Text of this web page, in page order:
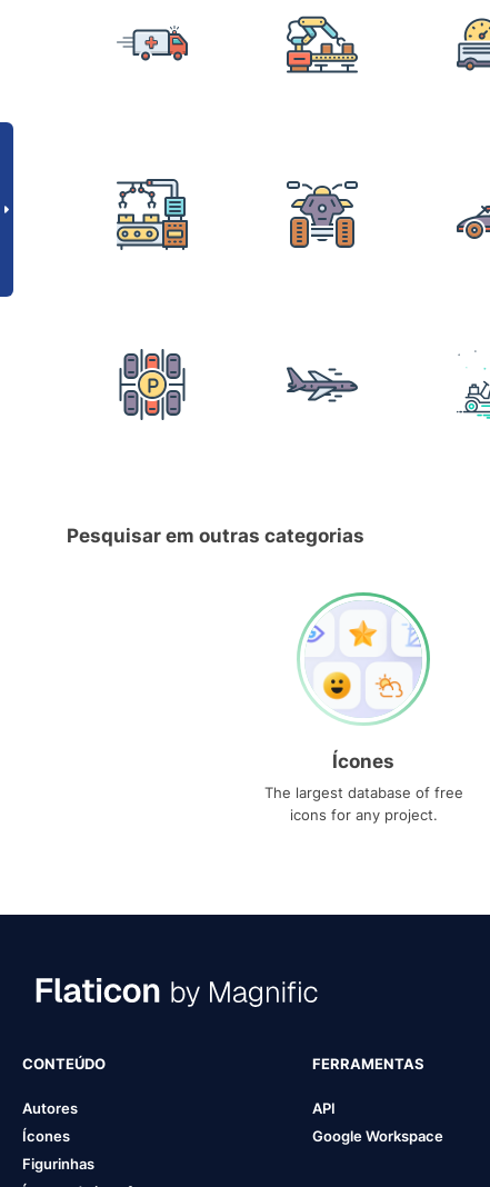
Pesquisar em outras categorias
Ícones
The largest database of free
icons for any project.
CONTEÚDO
Autores
Ícones
Figurinhas
FERRAMENTAS
API
Google Workspace